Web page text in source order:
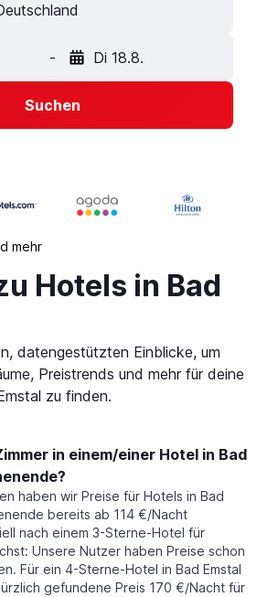
- Di 18.8.
Suchen
mehr
Hotels in Bad
datengestützten Einblicke, um
Preistrends und mehr für deine
zu finden.
in einem/einer Hotel in Bad
haben wir Preise für Hotels in Bad
bereits ab 114 €/Nacht
nach einem 3-Sterne-Hotel für
Unsere Nutzer haben Preise schon
Für ein 4-Sterne-Hotel in Bad Emstal
gefundene Preis 170 €/Nacht für